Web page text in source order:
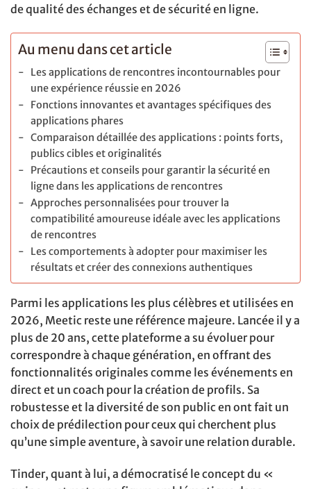
de qualité des échanges et de sécurité en ligne.
Au menu dans cet article
Les applications de rencontres incontournables pour
une expérience réussie en 2026
Fonctions innovantes et avantages spécifiques des
applications phares
Comparaison détaillée des applications : points forts,
publics cibles et originalités
Précautions et conseils pour garantir la sécurité en
ligne dans les applications de rencontres
Approches personnalisées pour trouver la
compatibilité amoureuse idéale avec les applications
de rencontres
Les comportements à adopter pour maximiser les
résultats et créer des connexions authentiques
Parmi les applications les plus célèbres et utilisées en
2026, Meetic reste une référence majeure. Lancée il y a
plus de 20 ans, cette plateforme a su évoluer pour
correspondre à chaque génération, en offrant des
fonctionnalités originales comme les événements en
direct et un coach pour la création de profils. Sa
robustesse et la diversité de son public en ont fait un
choix de prédilection pour ceux qui cherchent plus
qu’une simple aventure, à savoir une relation durable.
Tinder, quant à lui, a démocratisé le concept du «